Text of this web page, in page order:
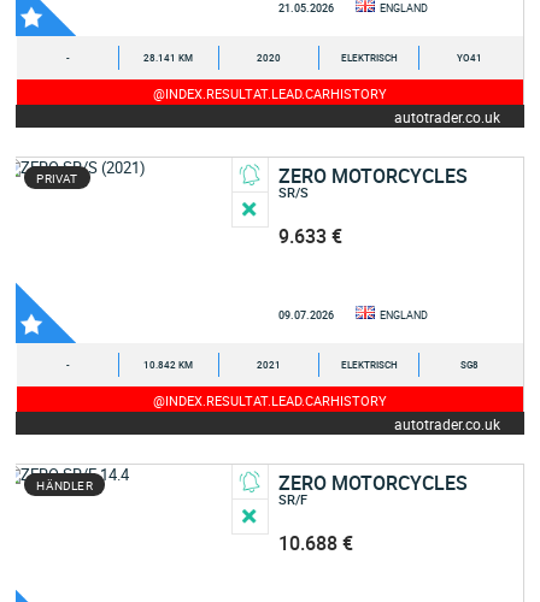
21.05.2026 ENGLAND
- 28.141 KM 2020 ELEKTRISCH YO41
@INDEX.RESULTAT.LEAD.CARHISTORY
autotrader.co.uk
PRIVAT ZERO MOTORCYCLES
SR/S
9.633 €
09.07.2026 ENGLAND
- 10.842 KM 2021 ELEKTRISCH SG8
@INDEX.RESULTAT.LEAD.CARHISTORY
autotrader.co.uk
HÄNDLER ZERO MOTORCYCLES
SR/F
10.688 €